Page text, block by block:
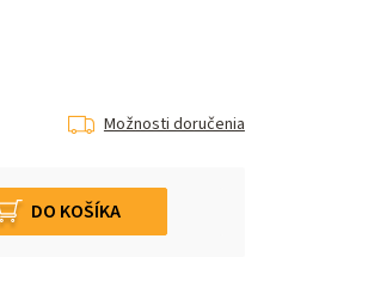
Možnosti doručenia
DO KOŠÍKA